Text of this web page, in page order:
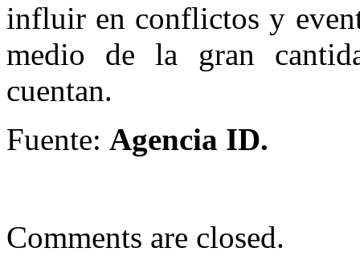
influir en conflictos y
medio de la gran
cuentan.
Fuente: Agencia ID.
Comments are closed.